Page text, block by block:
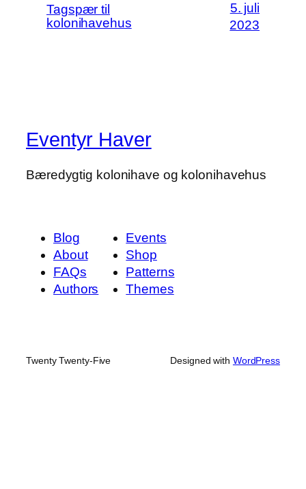
Tagspær til
kolonihavehus
5. juli
2023
Eventyr Haver
Bæredygtig kolonihave og kolonihavehus
Blog
About
FAQs
Authors
Events
Shop
Patterns
Themes
Twenty Twenty-Five Designed with WordPress